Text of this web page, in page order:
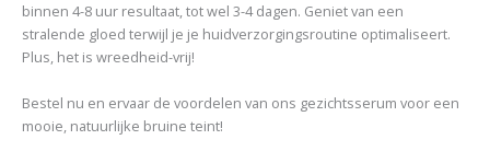
binnen 4-8 uur resultaat, tot wel 3-4 dagen. Geniet van een
stralende gloed terwijl je je huidverzorgingsroutine optimaliseert.
Plus, het is wreedheid-vrij!
Bestel nu en ervaar de voordelen van ons gezichtsserum voor een
mooie, natuurlijke bruine teint!